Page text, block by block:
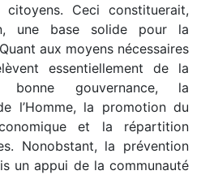
Ceci constituerait,
une base solide pour la
aux moyens nécessaires
essentiellement de la
bonne gouvernance, la
l’Homme, la promotion du
et la répartition
Nonobstant, la prévention
un appui de la communauté